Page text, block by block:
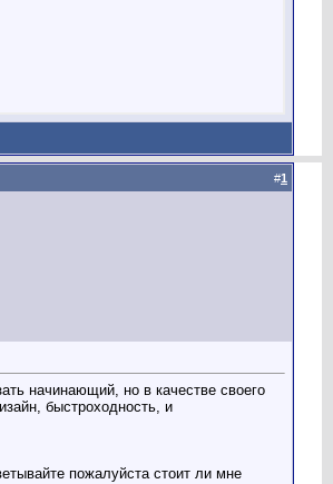
#1
начинающий, но в качестве своего
быстроходность, и
пожалуйста стоит ли мне